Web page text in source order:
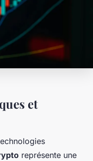
et
représente une